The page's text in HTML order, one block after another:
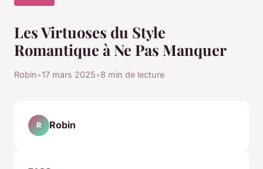
Les Virtuoses du Style
Romantique à Ne Pas Manquer
Robin•17 mars 2025•8 min de lecture
R Robin